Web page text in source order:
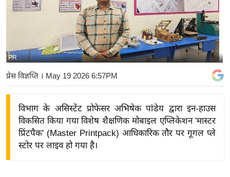
अं
य
बि
ज़
द्यो
PR
प्रेस विज्ञप्ति । May 19 2026 6:57PM
विभाग के असिस्टेंट प्रोफेसर अभिषेक पांडेय द्वारा इन-हाउस
विकसित किया गया विशेष शैक्षणिक मोबाइल एप्लिकेशन 'मास्टर
प्रिंटपैक' (Master Printpack) आधिकारिक तौर पर गूगल प्ले
स्टोर पर लाइव हो गया है।